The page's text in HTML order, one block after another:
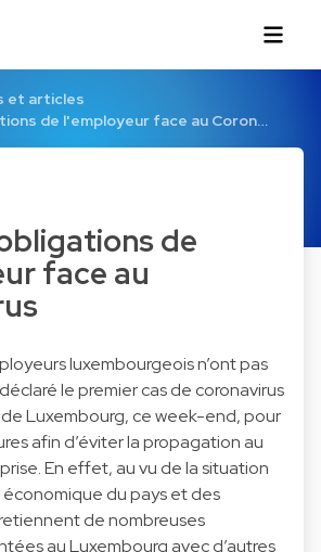
et articles
de l'employeur face au Coron…
de
face au
luxembourgeois n’ont pas
le premier cas de coronavirus
Luxembourg, ce week-end, pour
afin d’éviter la propagation au
En effet, au vu de la situation
du pays et des
de nombreuses
au Luxembourg avec d’autres